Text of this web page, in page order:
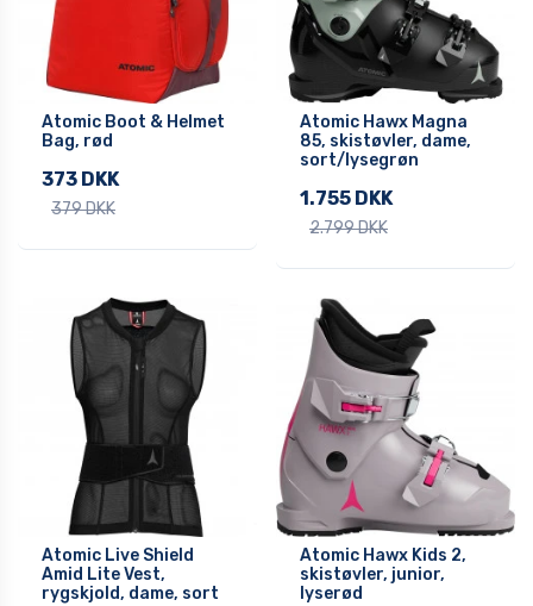
Atomic Boot & Helmet
Bag, rød
373 DKK
379 DKK
Atomic Hawx Magna
85, skistøvler, dame,
sort/lysegrøn
1.755 DKK
2.799 DKK
Atomic Live Shield
Amid Lite Vest,
rygskjold, dame, sort
Atomic Hawx Kids 2,
skistøvler, junior,
lyserød